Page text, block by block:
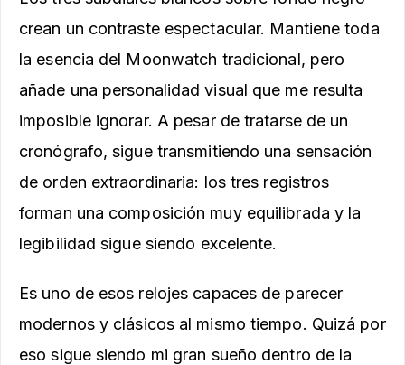
crean un contraste espectacular. Mantiene toda
la esencia del Moonwatch tradicional, pero
añade una personalidad visual que me resulta
imposible ignorar. A pesar de tratarse de un
cronógrafo, sigue transmitiendo una sensación
de orden extraordinaria: los tres registros
forman una composición muy equilibrada y la
legibilidad sigue siendo excelente.
Es uno de esos relojes capaces de parecer
modernos y clásicos al mismo tiempo. Quizá por
eso sigue siendo mi gran sueño dentro de la